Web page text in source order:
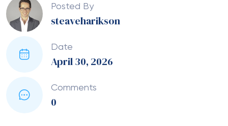
Posted By
steaveharikson
Date
April 30, 2026
Comments
0